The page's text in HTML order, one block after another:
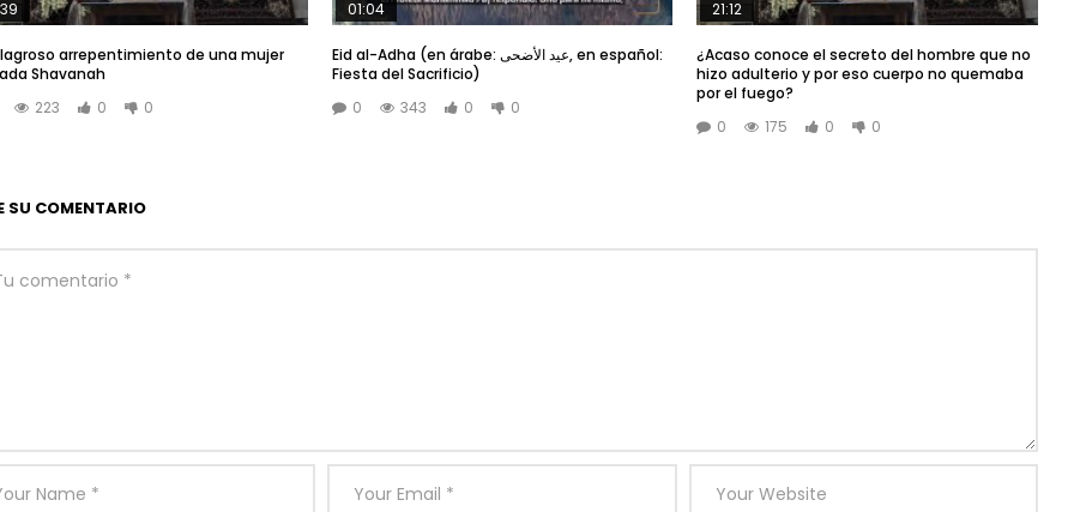
arrepentimiento de una mujer
Shavanah
223
0 0
01:04
Eid al-Adha (en árabe: عيد الأضحى, en español:
Fiesta del Sacrificio)
0
343 0 0
21:12
¿Acaso conoce el secreto del hombre que no
hizo adulterio y por eso cuerpo no quemaba
por el fuego?
0
175 0 0
SU COMENTARIO